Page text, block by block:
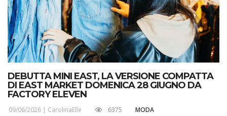
DEBUTTA MINI EAST, LA VERSIONE COMPATTA
DI EAST MARKET DOMENICA 28 GIUGNO DA
FACTORY ELEVEN
09/06/2026 | CarolinaElle 6375 MODA